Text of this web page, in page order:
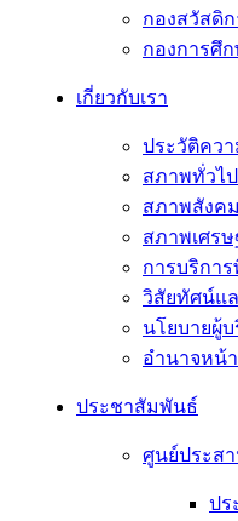
กองสวัสดิ
กองการศึ
เกี่ยวกับเรา
ประวัติคว
สภาพทั่วไป
สภาพสังคม
สภาพเศรษ
การบริกา
วิสัยทัศน์แ
นโยบายผู้
อํานาจหน้
ประชาสัมพันธ์
ศูนย์ประสา
ปร